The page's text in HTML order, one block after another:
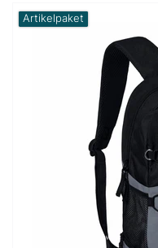
Artikelpaket